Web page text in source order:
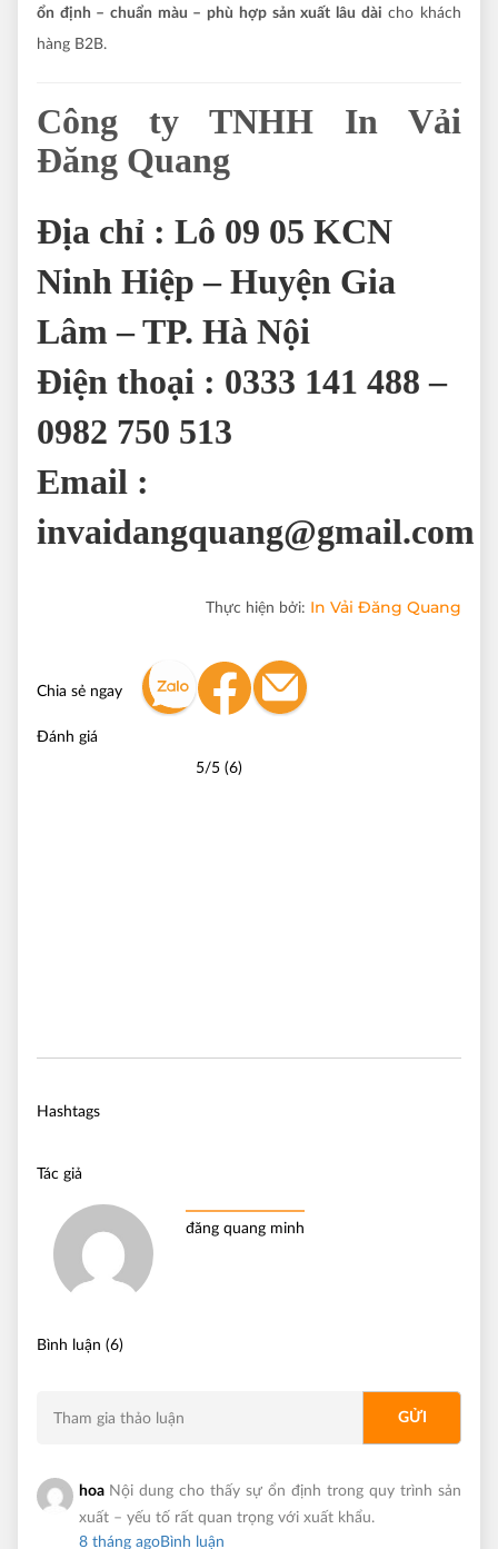
ổn định – chuẩn màu – phù hợp sản xuất lâu dài cho khách
hàng B2B.
Công ty TNHH In Vải
Đăng Quang
Địa chỉ : Lô 09 05 KCN
Ninh Hiệp – Huyện Gia
Lâm – TP. Hà Nội
Điện thoại : 0333 141 488 –
0982 750 513
Email :
invaidangquang@gmail.com
Thực hiện bởi: In Vải Đăng Quang
Chia sẻ ngay
Đánh giá
5/5 (6)
Hashtags
Tác giả
đăng quang minh
Bình luận (6)
hoa Nội dung cho thấy sự ổn định trong quy trình sản
xuất – yếu tố rất quan trọng với xuất khẩu.
8 tháng agoBình luận